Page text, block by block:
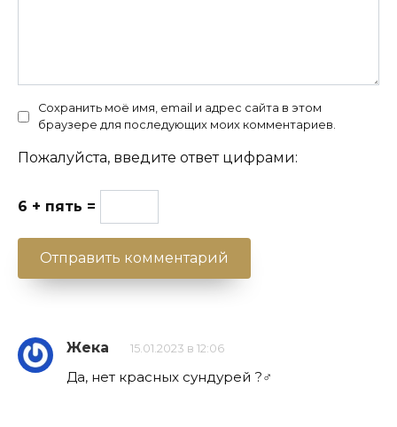
Сохранить моё имя, email и адрес сайта в этом
браузере для последующих моих комментариев.
Пожалуйста, введите ответ цифрами:
6 + пять =
Жека 15.01.2023 в 12:06
Да, нет красных сундурей ?‍♂️